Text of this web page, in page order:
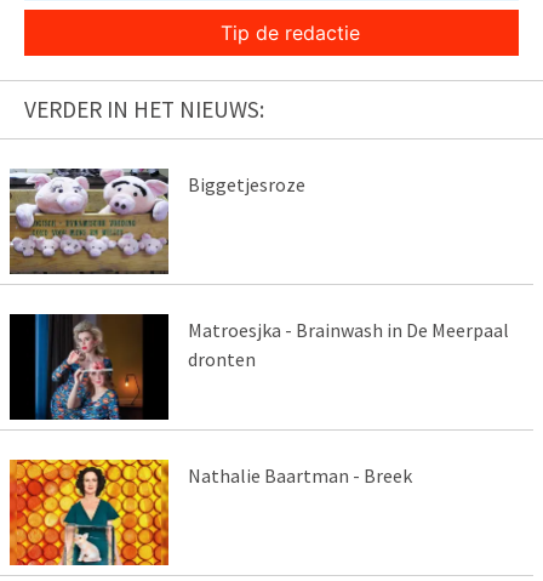
Tip de redactie
VERDER IN HET NIEUWS:
Biggetjesroze
Matroesjka - Brainwash in De Meerpaal
dronten
Nathalie Baartman - Breek